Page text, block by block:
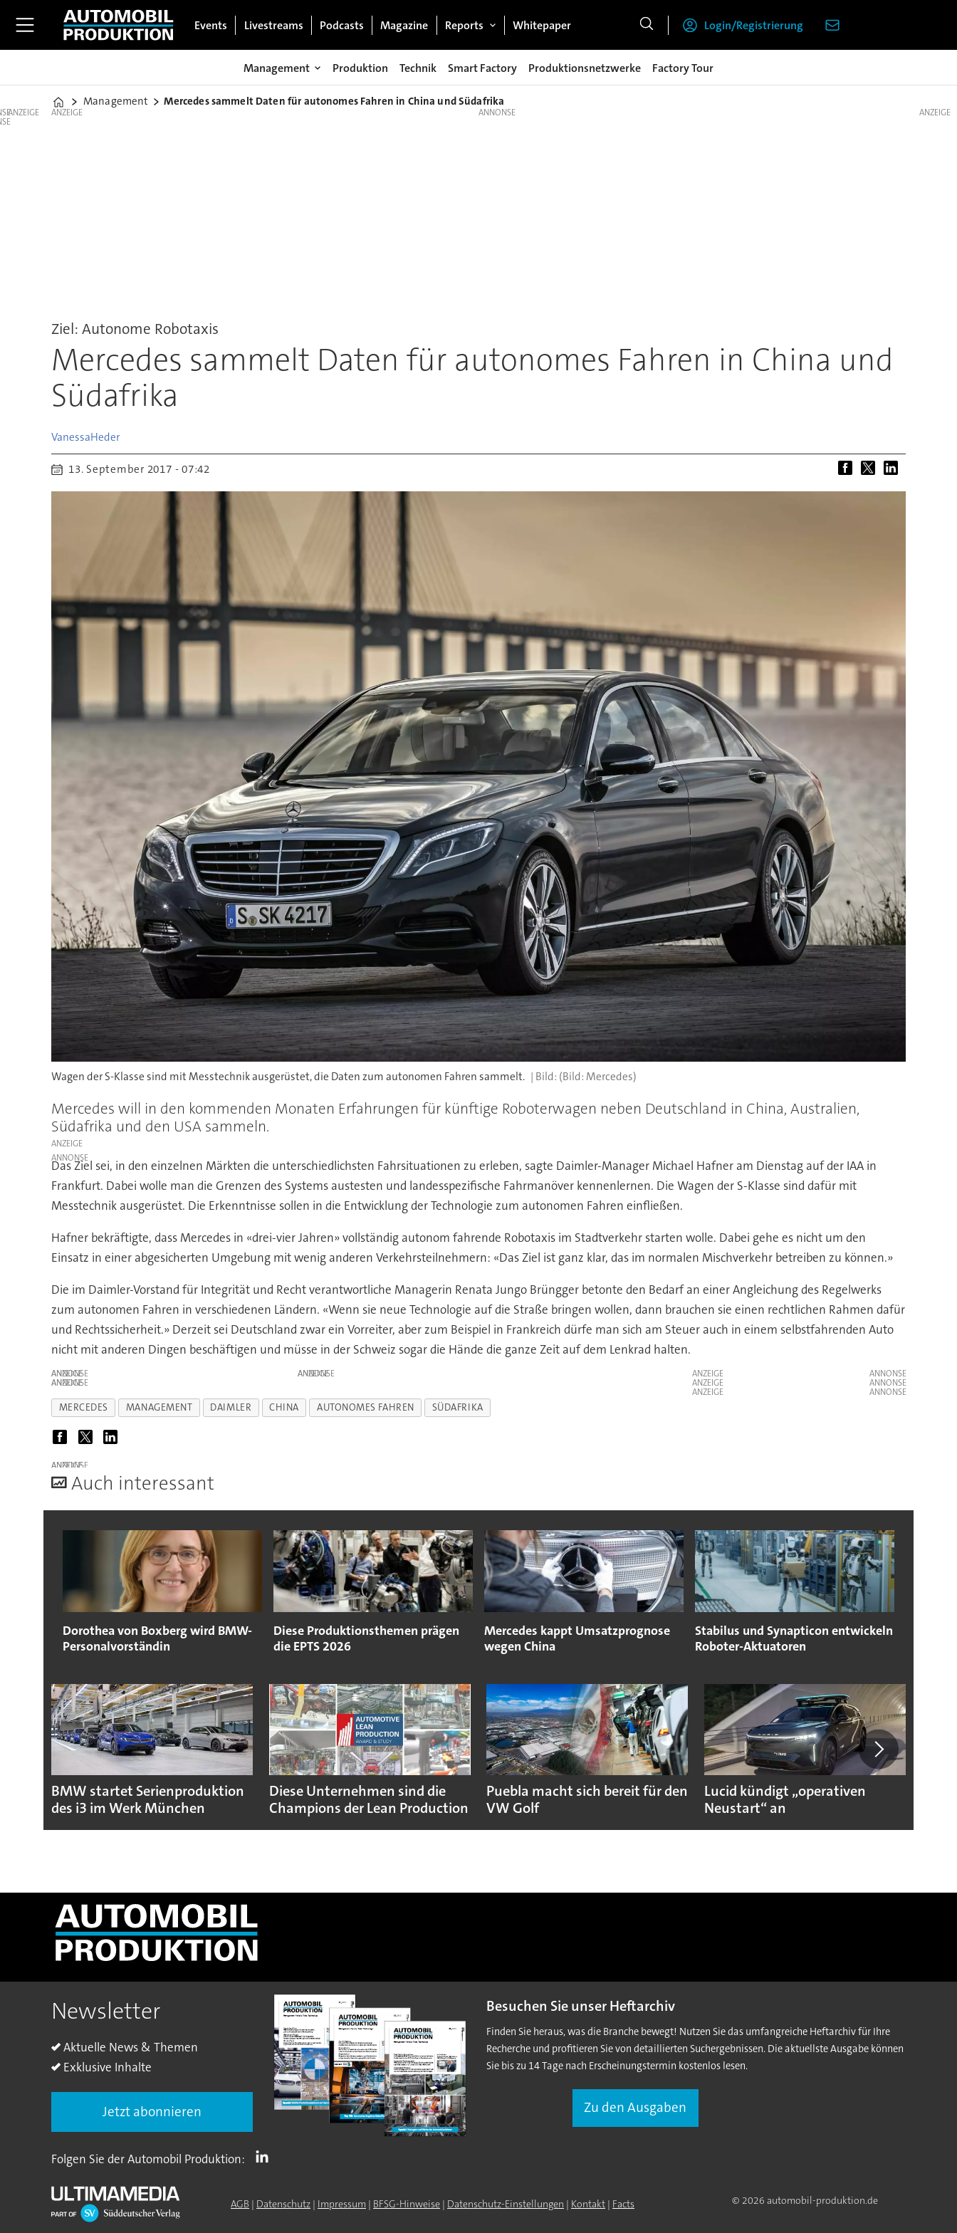
Events Livestreams Podcasts Magazine Reports Whitepaper Login/Registrierung
Management Produktion Technik Smart Factory Produktionsnetzwerke Factory Tour
Home
Management Mercedes sammelt Daten für autonomes Fahren in China und Südafrika
ANZEIGE ANZEIGE
Ziel: Autonome Robotaxis
Mercedes sammelt Daten für autonomes Fahren in China und
Südafrika
VanessaHeder
13. September 2017 - 07:42
Wagen der S-Klasse sind mit Messtechnik ausgerüstet, die Daten zum autonomen Fahren sammelt. (Bild: Mercedes)
Mercedes will in den kommenden Monaten Erfahrungen für künftige Roboterwagen neben Deutschland in China, Australien,
Südafrika und den USA sammeln.
ANZEIGE
Das Ziel sei, in den einzelnen Märkten die unterschiedlichsten Fahrsituationen zu erleben, sagte Daimler-Manager Michael Hafner am Dienstag auf der IAA in
Frankfurt. Dabei wolle man die Grenzen des Systems austesten und landesspezifische Fahrmanöver kennenlernen. Die Wagen der S-Klasse sind dafür mit
Messtechnik ausgerüstet. Die Erkenntnisse sollen in die Entwicklung der Technologie zum autonomen Fahren einfließen.
Hafner bekräftigte, dass Mercedes in «drei-vier Jahren» vollständig autonom fahrende Robotaxis im Stadtverkehr starten wolle. Dabei gehe es nicht um den
Einsatz in einer abgesicherten Umgebung mit wenig anderen Verkehrsteilnehmern: «Das Ziel ist ganz klar, das im normalen Mischverkehr betreiben zu können.»
Die im Daimler-Vorstand für Integrität und Recht verantwortliche Managerin Renata Jungo Brüngger betonte den Bedarf an einer Angleichung des Regelwerks
zum autonomen Fahren in verschiedenen Ländern. «Wenn sie neue Technologie auf die Straße bringen wollen, dann brauchen sie einen rechtlichen Rahmen dafür
und Rechtssicherheit.» Derzeit sei Deutschland zwar ein Vorreiter, aber zum Beispiel in Frankreich dürfe man sich am Steuer auch in einem selbstfahrenden Auto
nicht mit anderen Dingen beschäftigen und müsse in der Schweiz sogar die Hände die ganze Zeit auf dem Lenkrad halten.
ANZEIGE ANZEIGE
ANZEIGE
ANZEIGE
ANZEIGE
ANZEIGE
MERCEDES MANAGEMENT DAIMLER CHINA AUTONOMES FAHREN SÜDAFRIKA
ANZEIGE
Auch interessant
Dorothea von Boxberg wird BMW-
Personalvorständin
Diese Produktionsthemen prägen
die EPTS 2026
Mercedes kappt Umsatzprognose
wegen China
Stabilus und Synapticon entwickeln
Roboter-Aktuatoren
BMW startet Serienproduktion
des i3 im Werk München
Diese Unternehmen sind die
Champions der Lean Production
Puebla macht sich bereit für den
VW Golf
Lucid kündigt „operativen
Neustart“ an
ANZEIGE
Newsletter
Aktuelle News & Themen
Exklusive Inhalte
Jetzt abonnieren
Besuchen Sie unser Heftarchiv
Finden Sie heraus, was die Branche bewegt! Nutzen Sie das umfangreiche Heftarchiv für Ihre
Recherche und profitieren Sie von detaillierten Suchergebnissen. Die aktuellste Ausgabe können
Sie bis zu 14 Tage nach Erscheinungstermin kostenlos lesen.
Zu den Ausgaben
Folgen Sie der Automobil Produktion:
AGB | Datenschutz | Impressum | BFSG-Hinweise | Datenschutz-Einstellungen | Kontakt | Facts © 2026 automobil-produktion.de